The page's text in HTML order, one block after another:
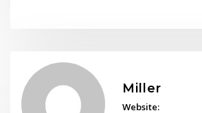
Miller
Website: